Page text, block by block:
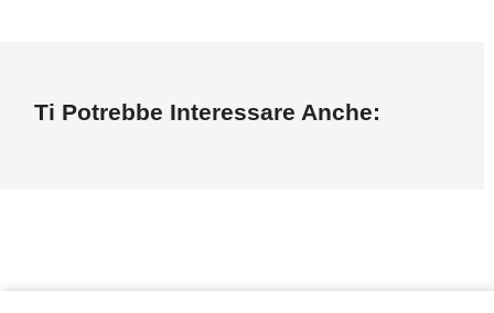
Ti Potrebbe Interessare Anche: